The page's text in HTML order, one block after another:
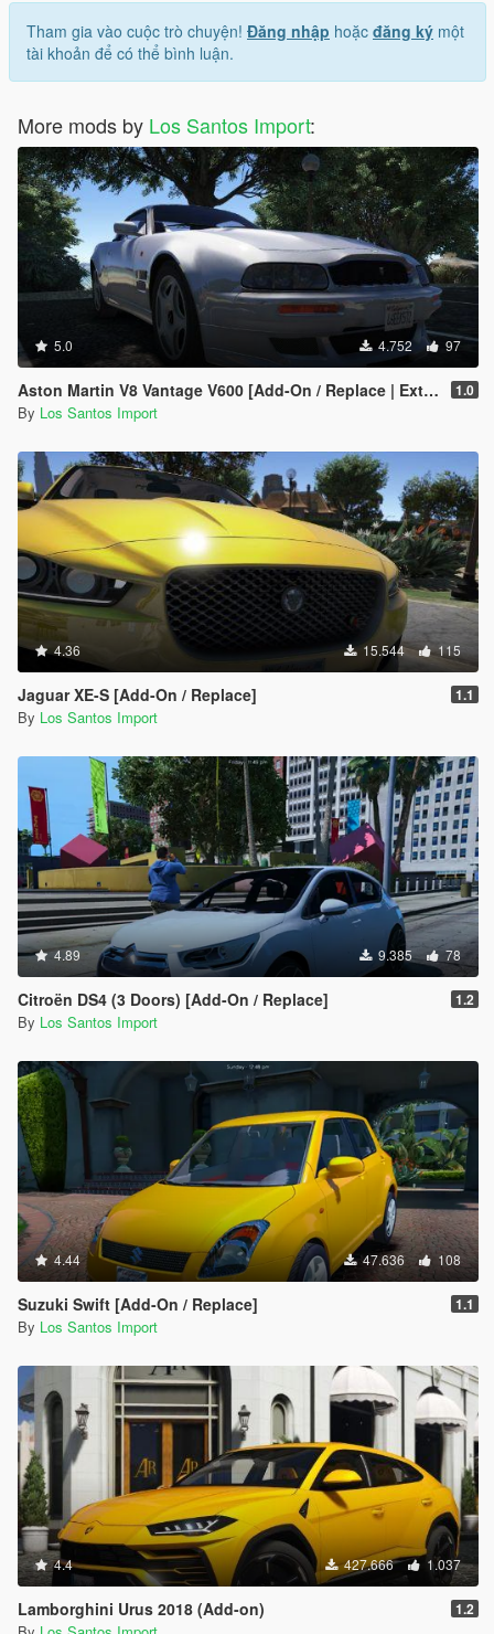
Tham gia vào cuộc trò chuyện! Đăng nhập hoặc đăng ký một
tài khoản để có thể bình luận.
More mods by Los Santos Import:
5.0 4.752 97
Aston Martin V8 Vantage V600 [Add-On / Replace | Extras] 1.0
By Los Santos Import
4.36 15.544 115
Jaguar XE-S [Add-On / Replace] 1.1
By Los Santos Import
4.89 9.385 78
Citroën DS4 (3 Doors) [Add-On / Replace] 1.2
By Los Santos Import
4.44 47.636 108
Suzuki Swift [Add-On / Replace] 1.1
By Los Santos Import
4.4 427.666 1.037
Lamborghini Urus 2018 (Add-on) 1.2